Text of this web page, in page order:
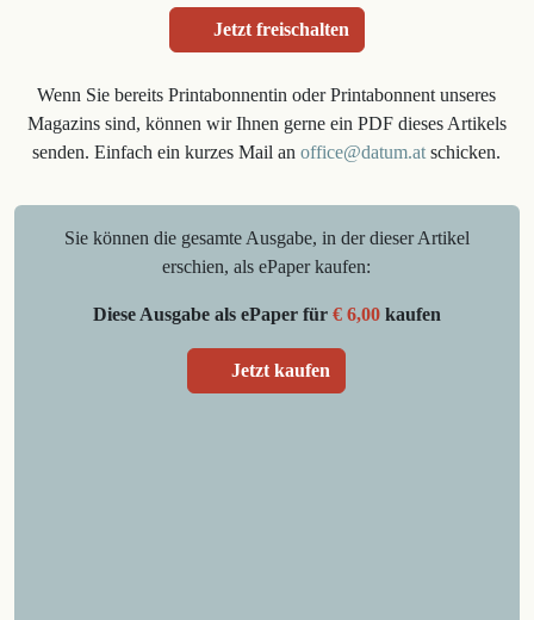
Jetzt freischalten
Wenn Sie bereits Printabonnentin oder Printabonnent unseres
Magazins sind, können wir Ihnen gerne ein PDF dieses Artikels
senden. Einfach ein kurzes Mail anoffice@datum.at schicken.
Sie können die gesamte Ausgabe, in der dieser Artikel
erschien, als ePaper kaufen:
Diese Ausgabe als ePaper für € 6,00kaufen
Jetzt kaufen